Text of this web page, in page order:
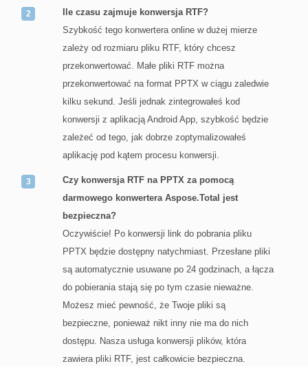
Ile czasu zajmuje konwersja RTF?
Szybkość tego konwertera online w dużej mierze
zależy od rozmiaru pliku RTF, który chcesz
przekonwertować. Małe pliki RTF można
przekonwertować na format PPTX w ciągu zaledwie
kilku sekund. Jeśli jednak zintegrowałeś kod
konwersji z aplikacją Android App, szybkość będzie
zależeć od tego, jak dobrze zoptymalizowałeś
aplikację pod kątem procesu konwersji.
Czy konwersja RTF na PPTX za pomocą
darmowego konwertera Aspose.Total jest
bezpieczna?
Oczywiście! Po konwersji link do pobrania pliku
PPTX będzie dostępny natychmiast. Przesłane pliki
są automatycznie usuwane po 24 godzinach, a łącza
do pobierania stają się po tym czasie nieważne.
Możesz mieć pewność, że Twoje pliki są
bezpieczne, ponieważ nikt inny nie ma do nich
dostępu. Nasza usługa konwersji plików, która
zawiera pliki RTF, jest całkowicie bezpieczna.